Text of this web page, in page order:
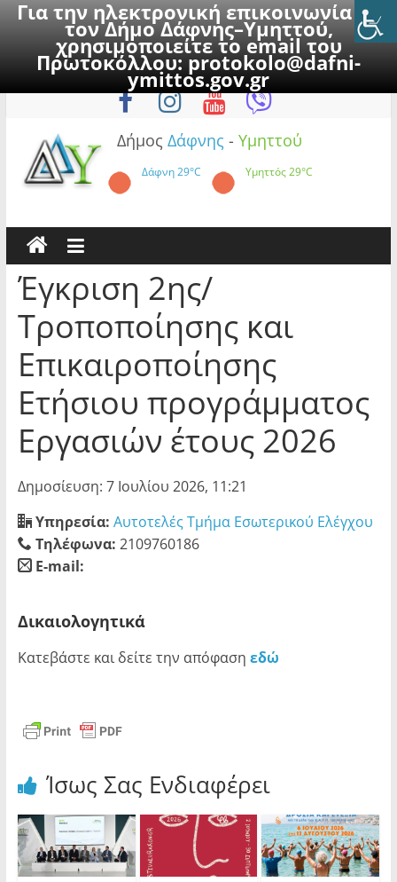
Για την ηλεκτρονική επικοινωνία με
τον Δήμο Δάφνης–Υμηττού,
χρησιμοποιείτε το email του
Πρωτοκόλλου:protokolo@dafni-
ymittos.gov.gr
to
Κυριακή, 9 Αυγούστου 2026
Δήμος Δάφνης - Υμηττού
Δάφνη29°C Υμηττός29°C
Έγκριση 2ης/
Τροποποίησης και
Επικαιροποίησης
Ετήσιου προγράμματος
Εργασιών έτους 2026
Δημοσίευση: 7 Ιουλίου 2026, 11:21
Υπηρεσία: Αυτοτελές Τμήμα Εσωτερικού Ελέγχου
Τηλέφωνα: 2109760186
E-mail:
Δικαιολογητικά
Κατεβάστε και δείτε την απόφαση εδώ
Ίσως Σας Ενδιαφέρει